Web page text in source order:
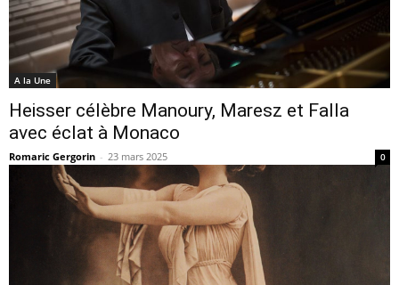
A la Une
Heisser célèbre Manoury, Maresz et Falla
avec éclat à Monaco
Romaric Gergorin - 23 mars 2025 0